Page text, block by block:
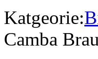
Katgeorie:
Camba